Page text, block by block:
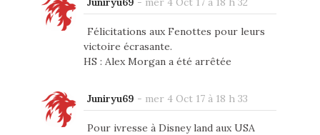
Félicitations aux Fenottes pour leurs
victoire écrasante.
HS : Alex Morgan a été arrêtée
Juniryu69 - mer 4 Oct 17 à 18 h 33
Pour ivresse à Disney land aux USA